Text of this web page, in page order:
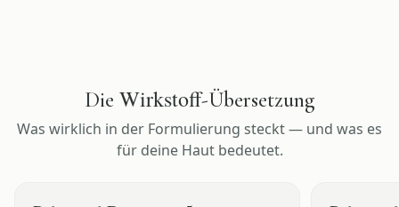
Die Wirkstoff-Übersetzung
Was wirklich in der Formulierung steckt — und was es
für deine Haut bedeutet.